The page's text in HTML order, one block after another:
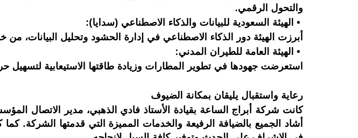
والتحول الرقمي.
• الهيئة السعودية للبيانات والذكاء الاصطناعي (سدايا):
أبرزت الهيئة دور الذكاء الاصطناعي في إدارة الحشود وتحليل البيانات،
• الهيئة العامة للطيران المدني:
استعرضت جهودها في تطوير المطارات وزيادة طاقتها الاستيعابية لتسهيل
رعاية واستقبال يليقان بمكانة الضيوف
كانت شركة أبراج الساعة بقيادة الأستاذ فادي الذهبي، مدير الاتصال
أشاد الجميع بالضيافة الرفيعة والخدمات المميزة التي قدمتها